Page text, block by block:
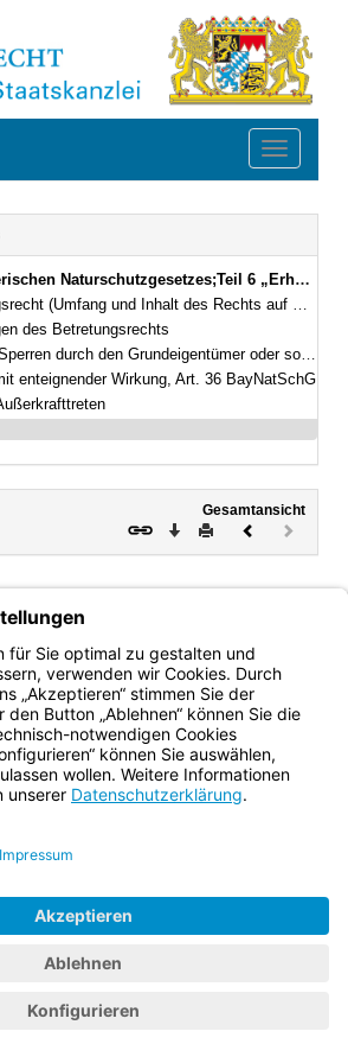
Toggle
6 „Erholung in der freien Natur“
des Rechts auf Naturgenuss), Art. 26 ff. des Bayerischen Naturschutzgesetzes (BayNatSchG)
des Betretungsrechts
oder sonstige Berechtigte und bei Beseitigungsanordnungen, Art. 34 BayNatSchG
enteignender Wirkung, Art. 36 BayNatSchG
Gesamtansicht
Download
DruckenVorheriges